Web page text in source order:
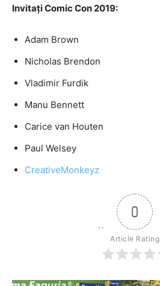
Invitați Comic Con 2019:
Adam Brown
Nicholas Brendon
Vladimir Furdik
Manu Bennett
Carice van Houten
Paul Welsey
CreativeMonkeyz
0
Article Rating